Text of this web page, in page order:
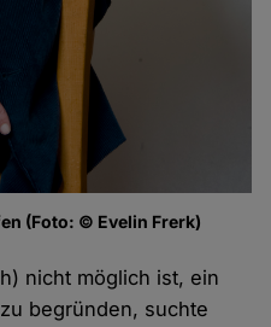
(Foto: © Evelin Frerk)
nicht möglich ist, ein
begründen, suchte